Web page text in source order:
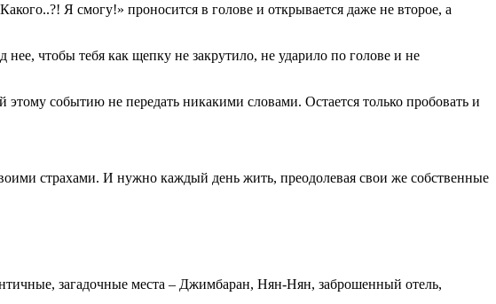
Я смогу!» проносится в голове и открывается даже не второе, а
чтобы тебя как щепку не закрутило, не ударило по голове и не
событию не передать никакими словами. Остается только пробовать и
страхами. И нужно каждый день жить, преодолевая свои же собственные
загадочные места – Джимбаран, Нян-Нян, заброшенный отель,